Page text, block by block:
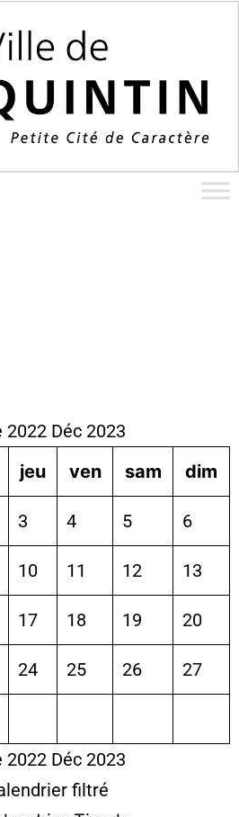
2022 Déc 2023
jeu ven sam dim
3 4 5 6
10 11 12 13
17 18 19 20
24 25 26 27
2022 Déc 2023
filtré